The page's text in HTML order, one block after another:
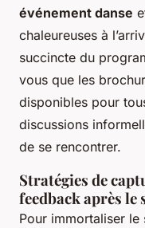
événement danse
chaleureuses à
succincte du
vous que les
disponibles pour
discussions
de se rencontrer.
Stratégies de
feedback après le
Pour immortaliser